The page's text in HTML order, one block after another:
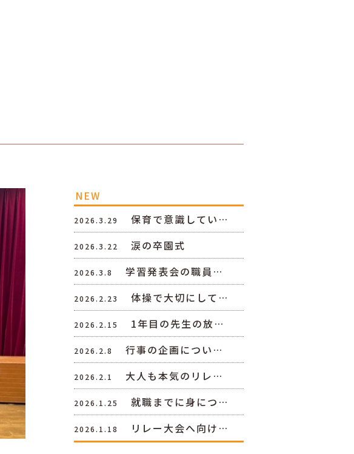
NEW
2026.3.29 保育で意識してい…
2026.3.22 涙の卒園式
2026.3.8 学習発表会の職員…
2026.2.23 体操で大切にして…
2026.2.15 1年目の先生の放…
2026.2.8 行事の企画につい…
2026.2.1 大人も本気のリレ…
2026.1.25 就職までに身につ…
2026.1.18 リレー大会へ向け…